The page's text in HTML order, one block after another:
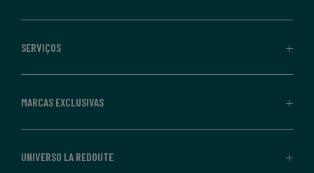
SERVIÇOS
MARCAS EXCLUSIVAS
UNIVERSO LA REDOUTE